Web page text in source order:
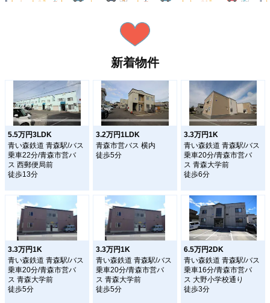
新着物件
5.5万円3LDK
青い森鉄道 青森駅/バス
乗車22分/青森市営バ
ス 西郵便局前
徒歩13分
3.2万円1LDK
青森市営バス 横内
徒歩5分
3.3万円1K
青い森鉄道 青森駅/バス
乗車20分/青森市営バ
ス 青森大学前
徒歩6分
3.3万円1K
青い森鉄道 青森駅/バス
乗車20分/青森市営バ
ス 青森大学前
徒歩5分
3.3万円1K
青い森鉄道 青森駅/バス
乗車20分/青森市営バ
ス 青森大学前
徒歩5分
6.5万円2DK
青い森鉄道 青森駅/バス
乗車16分/青森市営バ
ス 大野小学校通り
徒歩3分